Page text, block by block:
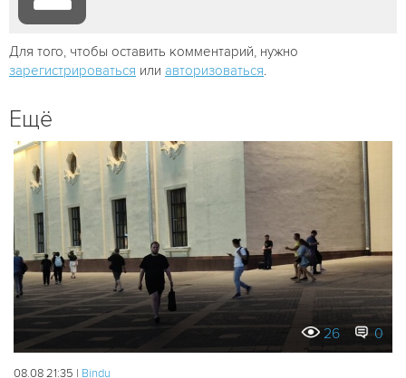
Для того, чтобы оставить комментарий, нужно
зарегистрироваться или авторизоваться
Ещё
26 0
08.08 21:35 | Bindu